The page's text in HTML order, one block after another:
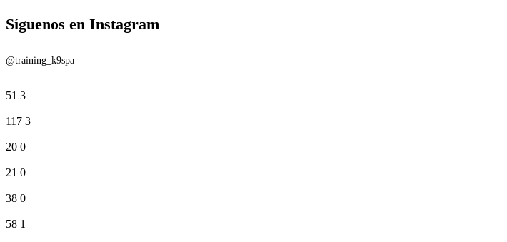
Síguenos en Instagram
@training_k9spa
51 3
117 3
20 0
21 0
38 0
58 1